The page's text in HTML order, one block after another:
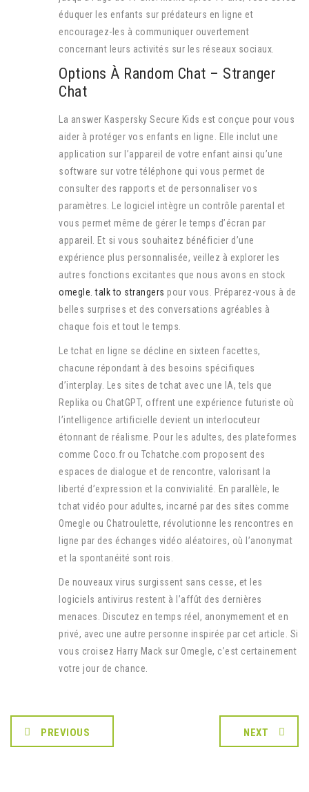
éduquer les enfants sur prédateurs en ligne et
encouragez-les à communiquer ouvertement
concernant leurs activités sur les réseaux sociaux.
Options À Random Chat – Stranger
Chat
La answer Kaspersky Secure Kids est conçue pour vous
aider à protéger vos enfants en ligne. Elle inclut une
application sur l’appareil de votre enfant ainsi qu’une
software sur votre téléphone qui vous permet de
consulter des rapports et de personnaliser vos
paramètres. Le logiciel intègre un contrôle parental et
vous permet même de gérer le temps d’écran par
appareil. Et si vous souhaitez bénéficier d’une
expérience plus personnalisée, veillez à explorer les
autres fonctions excitantes que nous avons en stock
omegle. talk to strangers pour vous. Préparez-vous à de
belles surprises et des conversations agréables à
chaque fois et tout le temps.
Le tchat en ligne se décline en sixteen facettes,
chacune répondant à des besoins spécifiques
d’interplay. Les sites de tchat avec une IA, tels que
Replika ou ChatGPT, offrent une expérience futuriste où
l’intelligence artificielle devient un interlocuteur
étonnant de réalisme. Pour les adultes, des plateformes
comme Coco.fr ou Tchatche.com proposent des
espaces de dialogue et de rencontre, valorisant la
liberté d’expression et la convivialité. En parallèle, le
tchat vidéo pour adultes, incarné par des sites comme
Omegle ou Chatroulette, révolutionne les rencontres en
ligne par des échanges vidéo aléatoires, où l’anonymat
et la spontanéité sont rois.
De nouveaux virus surgissent sans cesse, et les
logiciels antivirus restent à l’affût des dernières
menaces. Discutez en temps réel, anonymement et en
privé, avec une autre personne inspirée par cet article. Si
vous croisez Harry Mack sur Omegle, c’est certainement
votre jour de chance.
PREVIOUS NEXT